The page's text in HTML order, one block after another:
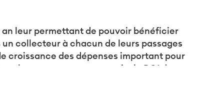
avec les réglementations. Personnalisez vos
an leur permettantde pouvoir bénéficier
un collecteurà chacun de leurs passages
croissance des dépenses important pour
, les processus en magasin, le ROI de